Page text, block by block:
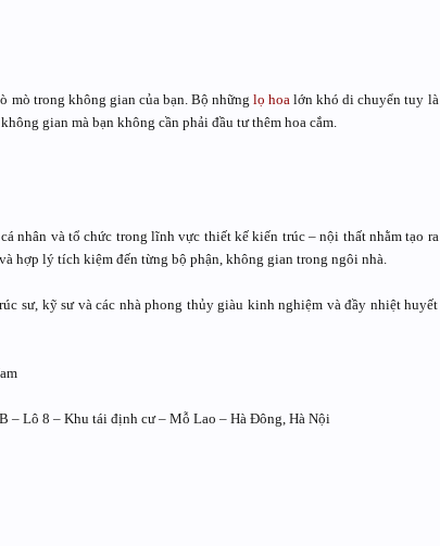
mò trong không gian của bạn. Bộ nhữnglọ hoa lớn khó di chuyển tuy là
gian mà bạn không cần phải đầu tư thêm hoa cắm.
nhân và tổ chức trong lĩnh vực thiết kế kiến trúc – nội thất nhằm tạo ra
hợp lý tích kiệm đến từng bộ phận, không gian trong ngôi nhà.
sư, kỹ sư và các nhà phong thủy giàu kinh nghiệm và đầy nhiệt huyết
– Lô 8 – Khu tái định cư – Mỗ Lao – Hà Đông, Hà Nội